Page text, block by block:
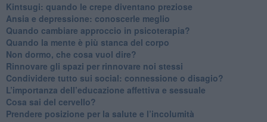
​Kintsugi: quando le crepe diventano preziose
Ansia e depressione: conoscerle meglio
Quando cambiare approccio in psicoterapia?
​Quando la mente è più stanca del corpo
Non dormo, che cosa vuol dire?
​Rinnovare gli spazi per rinnovare noi stessi
​Condividere tutto sui social: connessione o disagio?
​L’importanza dell’educazione affettiva e sessuale
​Cosa sai del cervello?
Prendere posizione per la salute e l’incolumità